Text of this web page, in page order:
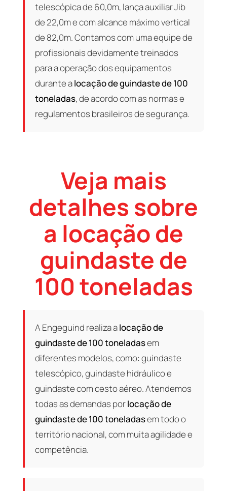
telescópica de 60,0m, lança auxiliar Jib
de 22,0m e com alcance máximo vertical
de 82,0m. Contamos com uma equipe de
profissionais devidamente treinados
para a operação dos equipamentos
durante alocação de guindaste de 100
toneladas, de acordo com as normas e
regulamentos brasileiros de segurança.
Veja mais
detalhes sobre
a locação de
guindaste de
100 toneladas
A Engeguind realiza alocação de
guindaste de 100 toneladasem
diferentes modelos, como: guindaste
telescópico, guindaste hidráulico e
guindaste com cesto aéreo. Atendemos
todas as demandas porlocação de
guindaste de 100 toneladasem todo o
território nacional, com muita agilidade e
competência.